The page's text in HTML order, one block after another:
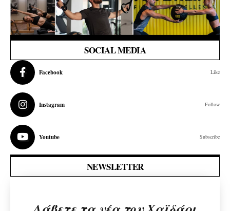
SOCIAL MEDIA
Facebook Like
Instagram Follow
Youtube Subscribe
NEWSLETTER